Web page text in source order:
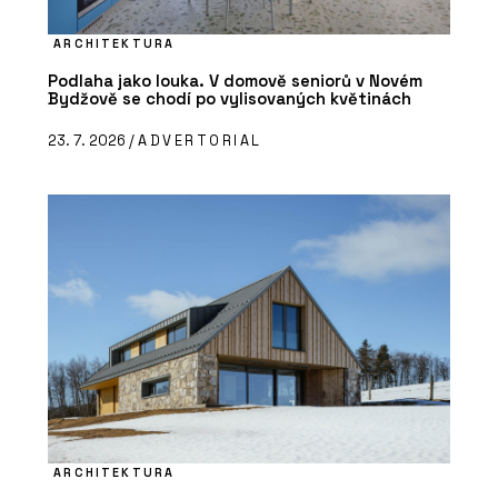
ARCHITEKTURA
Podlaha jako louka. V domově seniorů v Novém
Bydžově se chodí po vylisovaných květinách
23. 7. 2026 /ADVERTORIAL
ARCHITEKTURA